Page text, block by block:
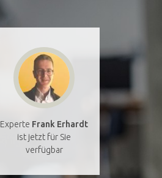
Experte Frank Erhardt
ist jetzt für Sie
verfügbar